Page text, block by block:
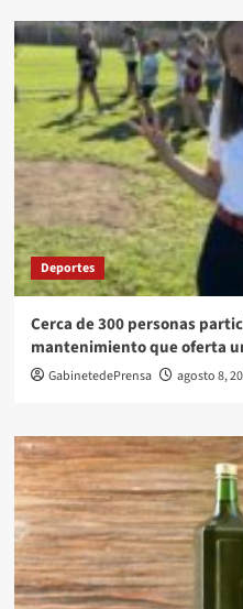
Deportes
Cerca de 300 personas
mantenimiento que oferta
GabinetedePrensa agosto 8,